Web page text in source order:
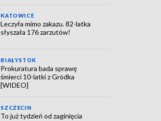
KATOWICE
Leczyła mimo zakazu. 82-latka
słyszała 176 zarzutów!
BIAŁYSTOK
Prokuratura bada sprawę
śmierci 10-latki z Gródka
[WIDEO]
SZCZECIN
To już tydzień od zaginięcia